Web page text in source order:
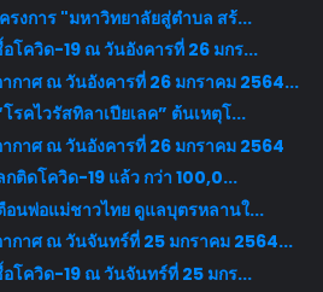
รงการ "มหาวิทยาลัยสู่ตำบล สร้...
โควิด-19 ณ วันอังคารที่ 26 มกร...
าศ ณ วันอังคารที่ 26 มกราคม 2564...
รคไวรัสทิลาเปียเลค” ต้นเหตุโ...
าศ ณ วันอังคารที่ 26 มกราคม 2564
กติดโควิด-19 แล้ว กว่า 100,0...
อนพ่อแม่ชาวไทย ดูแลบุตรหลานใ...
กาศ ณ วันจันทร์ที่ 25 มกราคม 2564...
โควิด-19 ณ วันจันทร์ที่ 25 มกร...